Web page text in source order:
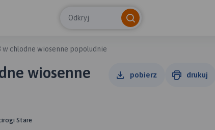
Odkryj
w chlodne wiosenne popoludnie
wiosenne
pobierz drukuj
Stare